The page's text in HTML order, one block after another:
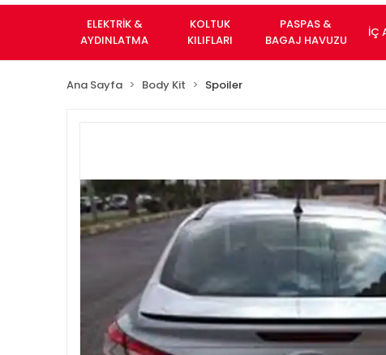
ELEKTRİK &
AYDINLATMA
KOLTUK
KILIFLARI
PASPAS &
BAGAJ HAVUZU
İÇ
Ana Sayfa Body Kit Spoiler